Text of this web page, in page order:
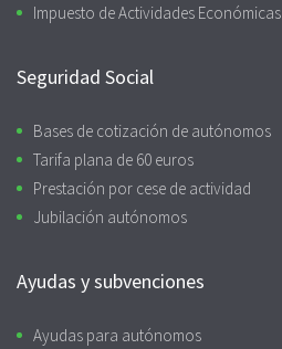
Impuesto de Actividades Económicas
Seguridad Social
Bases de cotización de autónomos
Tarifa plana de 60 euros
Prestación por cese de actividad
Jubilación autónomos
Ayudas y subvenciones
Ayudas para autónomos